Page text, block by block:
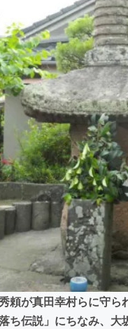
映画
ス・起業
くり・地域活性化
頼が真田幸村らに守
ち伝説」にちなみ、